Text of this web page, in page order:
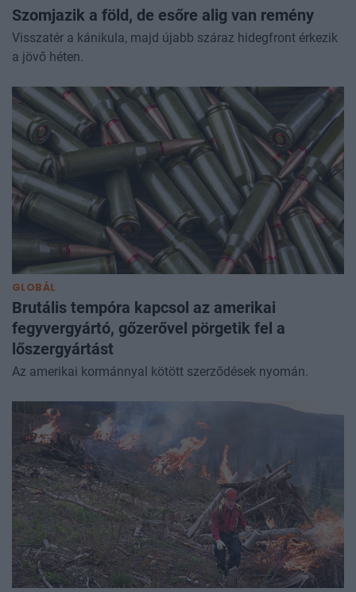
Szomjazik a föld, de esőre alig van remény
Visszatér a kánikula, majd újabb száraz hidegfront érkezik
a jövő héten.
GLOBÁL
Brutális tempóra kapcsol az amerikai
fegyvergyártó, gőzerővel pörgetik fel a
lőszergyártást
Az amerikai kormánnyal kötött szerződések nyomán.